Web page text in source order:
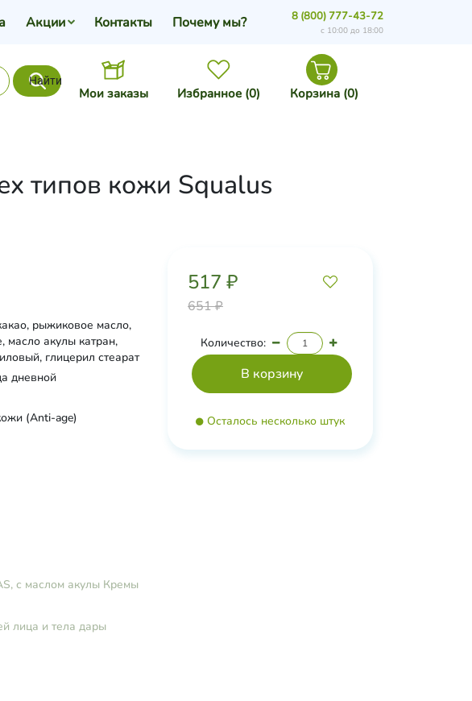
Найти
Мои заказы Избранное (0) Корзина (0)
Акции Контакты Почему мы? 8 (800) 777-43-72
с 10:00 до 18:00
типов кожи Squalus
рыжиковое масло,
масло акулы катран,
глицерил стеарат
цетил пальмитат,
ПЭГ-40,
фруктовые
кислоты (бензойная,
дегидрацетовая
дневной
(Anti-age)
с маслом акулы Кремы
лица и тела дары
517 ₽
651 ₽
Количество:
Осталось несколько штук